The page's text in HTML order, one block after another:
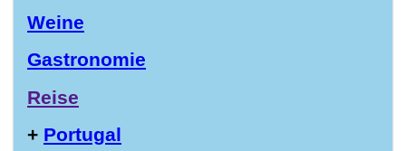
Weine
Gastronomie
Reise
+ Portugal